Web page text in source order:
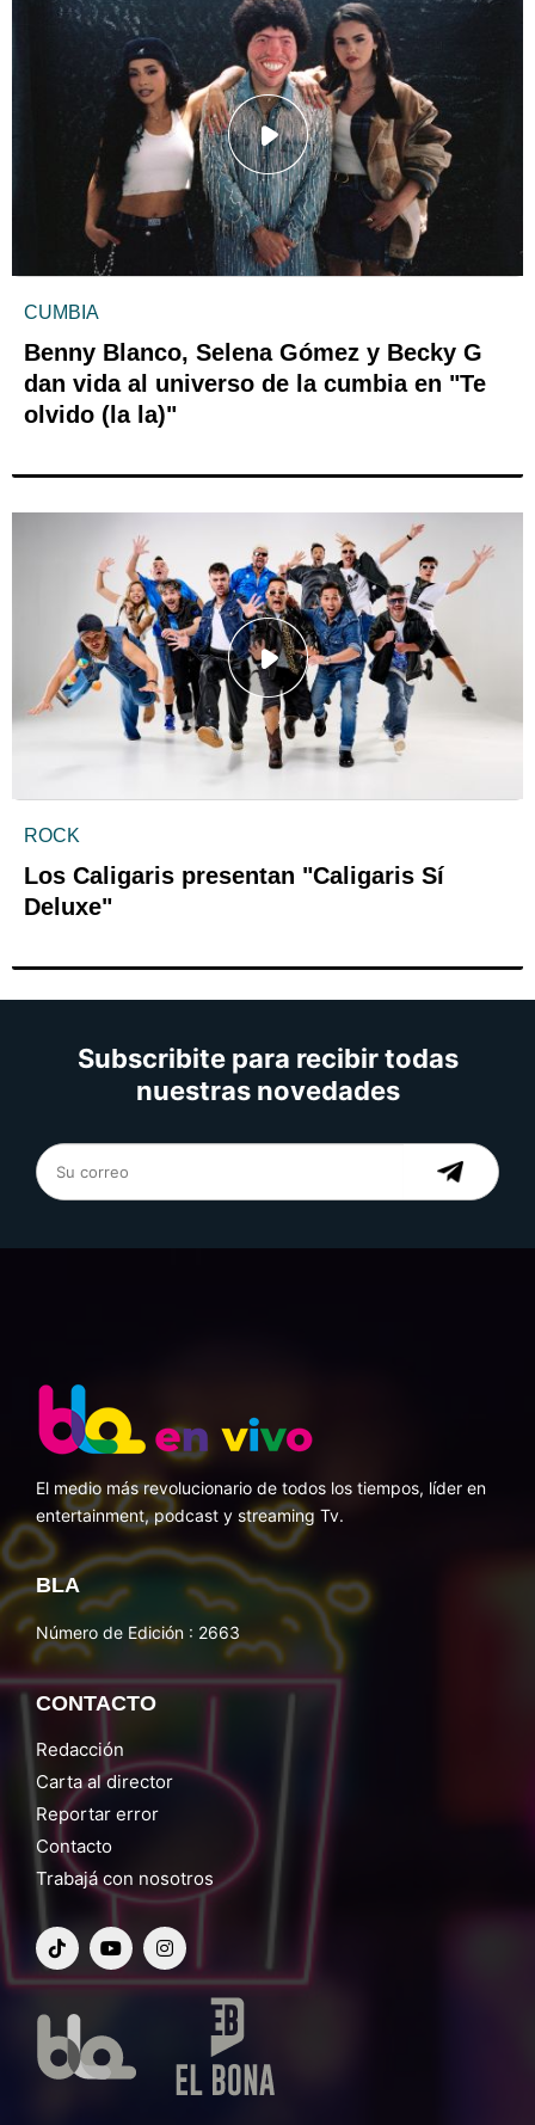
CUMBIA
Benny Blanco, Selena Gómez y Becky G
dan vida al universo de la cumbia en "Te
olvido (la la)"
ROCK
Los Caligaris presentan "Caligaris Sí
Deluxe"
Subscribite para recibir todas
nuestras novedades
El medio más revolucionario de todos los tiempos, líder en
entertainment, podcast y streaming Tv.
BLA
Número de Edición : 2663
CONTACTO
Redacción
Carta al director
Reportar error
Contacto
Trabajá con nosotros